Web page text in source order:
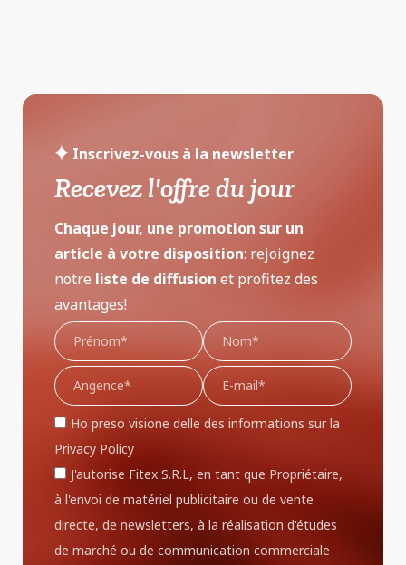
Inscrivez-vous à la newsletter
Recevez l'offre du jour
Chaque jour, une promotion sur un
article à votre disposition: rejoignez
notre liste de diffusion et profitez des
avantages!
Ho preso visione delle des informations sur la
Privacy Policy
J'autorise Fitex S.R.L, en tant que Propriétaire,
à l'envoi de matériel publicitaire ou de vente
directe, de newsletters, à la réalisation d'études
de marché ou de communication commerciale